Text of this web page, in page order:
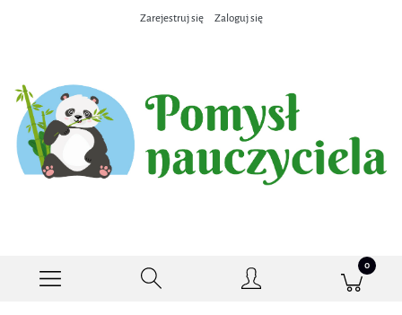
Zarejestruj się Zaloguj się